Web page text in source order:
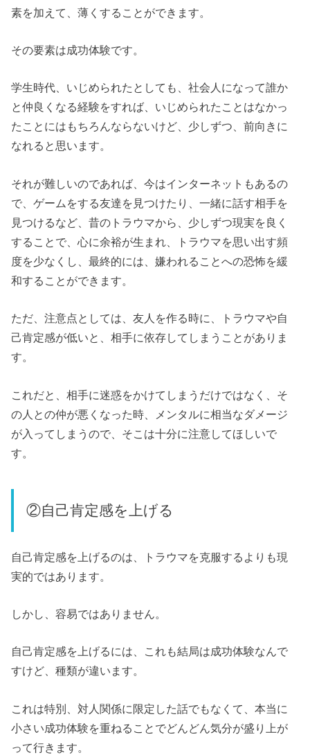
素を加えて、薄くすることができます。
その要素は成功体験です。
学生時代、いじめられたとしても、社会人になって誰か
と仲良くなる経験をすれば、いじめられたことはなかっ
たことにはもちろんならないけど、少しずつ、前向きに
なれると思います。
それが難しいのであれば、今はインターネットもあるの
で、ゲームをする友達を見つけたり、一緒に話す相手を
見つけるなど、昔のトラウマから、少しずつ現実を良く
することで、心に余裕が生まれ、トラウマを思い出す頻
度を少なくし、最終的には、嫌われることへの恐怖を緩
和することができます。
ただ、注意点としては、友人を作る時に、トラウマや自
己肯定感が低いと、相手に依存してしまうことがありま
す。
これだと、相手に迷惑をかけてしまうだけではなく、そ
の人との仲が悪くなった時、メンタルに相当なダメージ
が入ってしまうので、そこは十分に注意してほしいで
す。
②自己肯定感を上げる
自己肯定感を上げるのは、トラウマを克服するよりも現
実的ではあります。
しかし、容易ではありません。
自己肯定感を上げるには、これも結局は成功体験なんで
すけど、種類が違います。
これは特別、対人関係に限定した話でもなくて、本当に
小さい成功体験を重ねることでどんどん気分が盛り上が
って行きます。